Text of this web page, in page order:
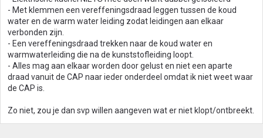
- Met klemmen een vereffeningsdraad leggen tussen de koud
water en de warm water leiding zodat leidingen aan elkaar
verbonden zijn.
- Een vereffeningsdraad trekken naar de koud water en
warmwaterleiding die na de kunststofleiding loopt.
- Alles mag aan elkaar worden door gelust en niet een aparte
draad vanuit de CAP naar ieder onderdeel omdat ik niet weet waar
de CAP is.
Zo niet, zou je dan svp willen aangeven wat er niet klopt/ontbreekt.